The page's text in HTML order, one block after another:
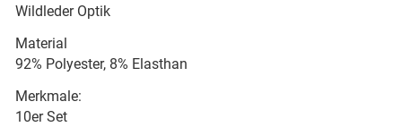
Wildleder Optik
Material
92% Polyester, 8% Elasthan
Merkmale:
10er Set